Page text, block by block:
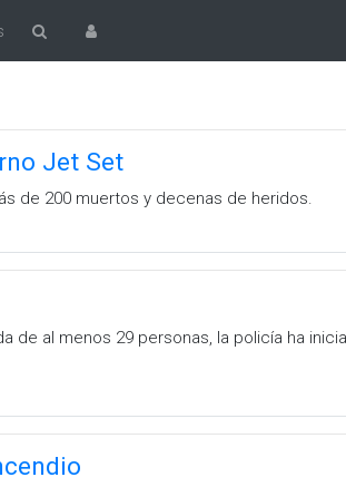
Jet Set
de 200 muertos y decenas de heridos.
de al menos 29 personas, la policía ha